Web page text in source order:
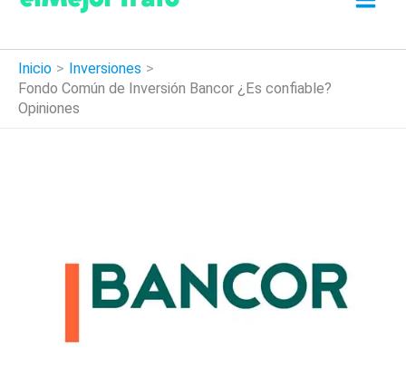
contenido
Inicio
Inversiones
Fondo Común de Inversión Bancor ¿Es confiable?
Opiniones